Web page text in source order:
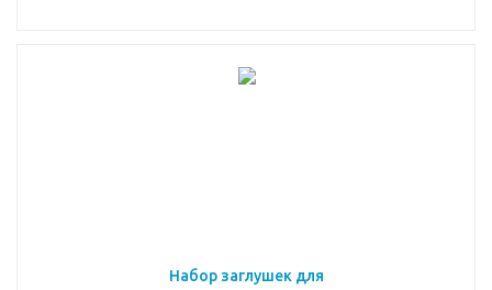
Набор заглушек для